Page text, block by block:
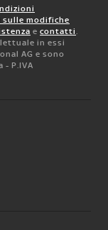
modifiche
e contatti.
in essi
AG e sono
- P.IVA